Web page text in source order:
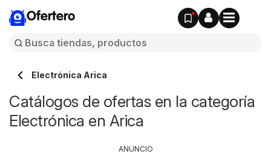
Ofertero
Electrónica Arica
Catálogos de ofertas en la categoría
Electrónica en Arica
ANUNCIO